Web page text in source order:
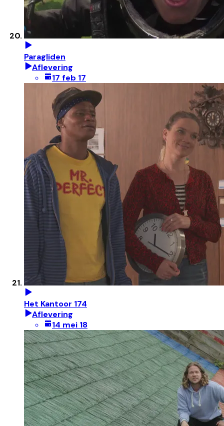
Paragliden
Aflevering
17 feb 17
Het Kantoor 174
Aflevering
14 mei 18